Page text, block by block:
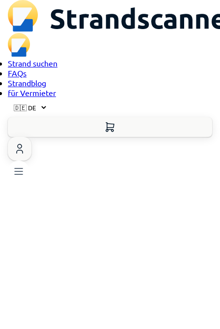
Strand suchen
FAQs
Strandblog
für Vermieter